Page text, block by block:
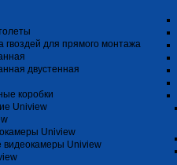
гвоздей для прямого монтажа
двустенная
коробки
Uniview
Uniview
видеокамеры Uniview